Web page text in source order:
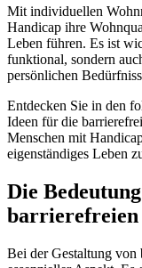
Mit individuellen
Handicap ihre
Leben führen. Es ist
funktional, sondern
persönlichen
Entdecken Sie in den
Ideen für die
Menschen mit
eigenständiges Leben
Die
barrierefreien
Bei der Gestaltung von